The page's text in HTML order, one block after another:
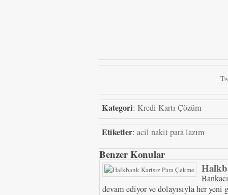
Kategori: Kredi Kartı Çözüm
Etiketler: acil nakit para lazım
Benzer Konular
devam ediyor ve dolayısıyla her yeni